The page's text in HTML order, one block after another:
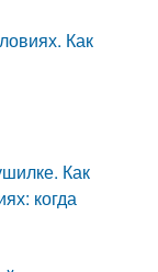
Как
Как
когда